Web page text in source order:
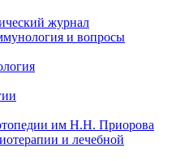
журнал
и вопросы
им Н.Н. Приорова
и лечебной